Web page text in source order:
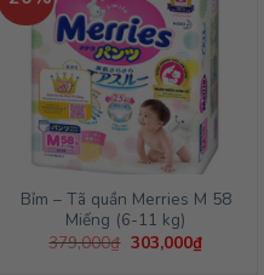
Bỉm – Tã quần Merries M 58
Miếng (6-11 kg)
379,000₫ Giá
303,000₫Giá
hiện